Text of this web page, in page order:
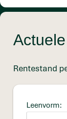
Rentestand
Leenvorm: